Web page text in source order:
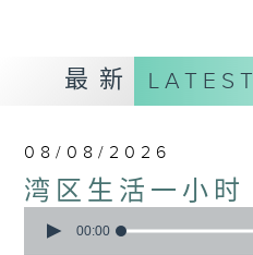
最新 LATEST
08/08/2026
湾区生活一小时
seconds
00:00